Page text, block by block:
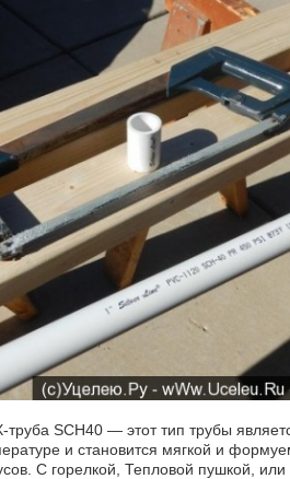
SCH40 — этот тип трубы
и становится мягкой и
С горелкой, Тепловой пушкой,